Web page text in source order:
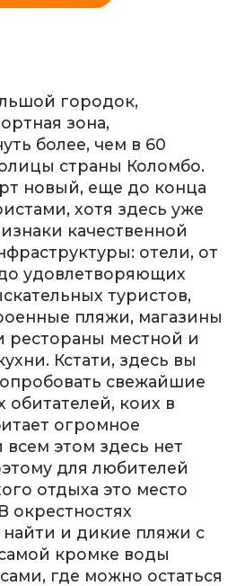
городок,
зона,
более, чем в 60
страны Коломбо.
новый, еще до конца
хотя здесь уже
качественной
отели, от
удовлетворяющих
туристов,
пляжи, магазины
рестораны местной и
Кстати, здесь вы
свежайшие
коих в
огромное
этом здесь нет
для любителей
отдыха это место
окрестностях
и дикие пляжи с
кромке воды
где можно остаться